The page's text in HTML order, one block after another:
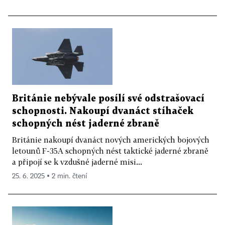
Británie nebývale posílí své odstrašovací
schopnosti. Nakoupí dvanáct stíhaček
schopných nést jaderné zbraně
Británie nakoupí dvanáct nových amerických bojových
letounů F-35A schopných nést taktické jaderné zbraně
a připojí se k vzdušné jaderné misi...
25. 6. 2025 ▪ 2 min. čtení